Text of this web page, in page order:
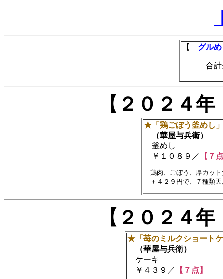
【 グル
合計金
【２０２４
★「鶏ごぼう釜めし」
（華屋与兵衛）
釜めし
￥１０８９／ 【７
鶏肉、ごぼう、厚カッ
【２０２４
★「苺のミルクショート
（華屋与兵衛）
ケーキ
￥４３９／
【７点】